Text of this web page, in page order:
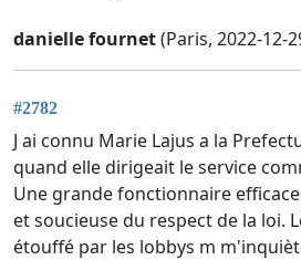
danielle fournet(Paris, 2022-12-
#2782
J ai connu Marie Lajus a la
quand elle dirigeait le service
Une grande fonctionnaire efficace
et soucieuse du respect de la loi.
étouffé par les lobbys m